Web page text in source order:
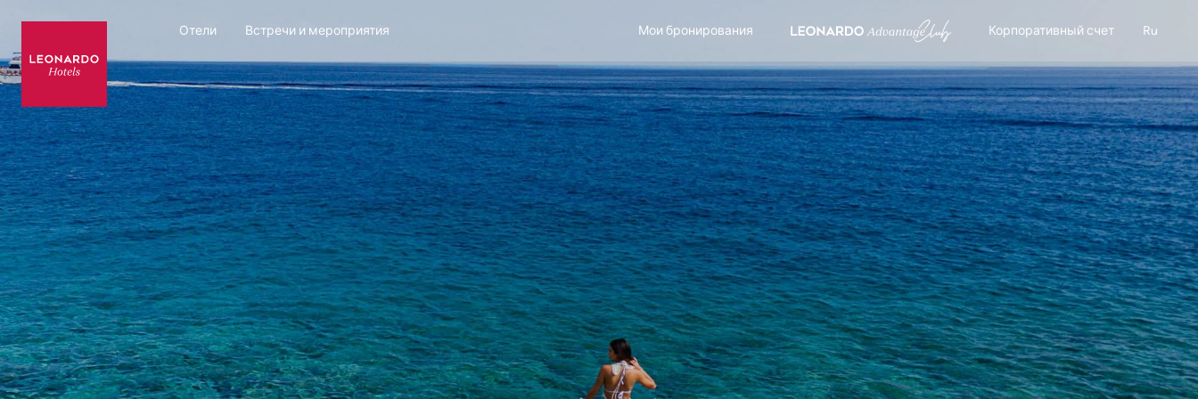
Отели Встречи и мероприятия Мои бронирования Корпоративный счет Ru